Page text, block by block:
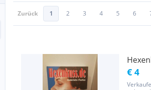
Zurück 1 2 3 4 5 6
€ 4